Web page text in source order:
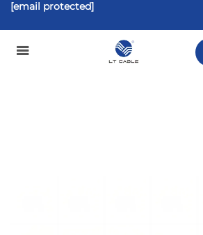
[email protected]